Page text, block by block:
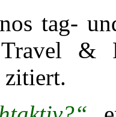
tag-
&
zitiert.